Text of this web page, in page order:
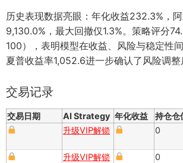
历史表现数据亮眼：年化收益232.3%，
9,130.0%，最大回撤仅1.3%。策略评分
100），表明模型在收益、风险与稳定性
夏普收益率1,052.6进一步确认了风险调整
交易记录
交易日期 AI Strategy 年化收益 持仓仓
升级VIP解锁
0
升级VIP解锁
0